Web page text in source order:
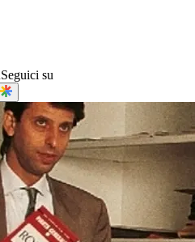
Seguici su